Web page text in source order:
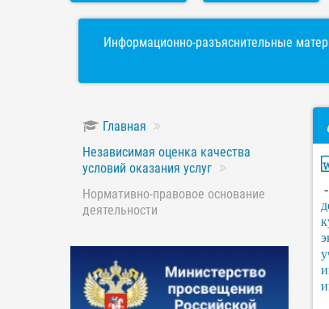
Информационно-разъяснительные
Главная
Независимая оценка качества
условий оказания услуг
Нормативно-правовое основание
деятельности
-